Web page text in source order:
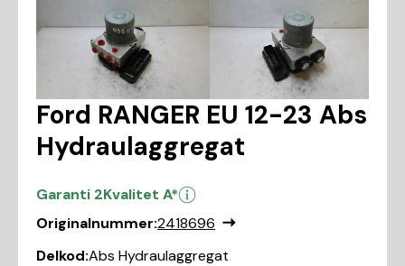
Ford RANGER EU 12-23 Abs
Hydraulaggregat
Garanti 2Kvalitet A*
Originalnummer:2418696
Delkod:Abs Hydraulaggregat